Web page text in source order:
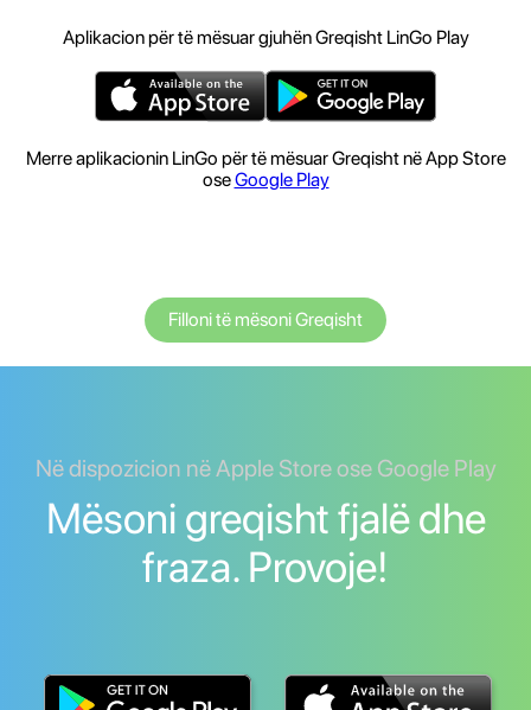
Aplikacion për të mësuar gjuhën Greqisht LinGo Play
Merre aplikacionin LinGo për të mësuar Greqisht në App Store
oseGoogle Play
Filloni të mësoni Greqisht
Në dispozicion në Apple Store ose Google Play
Mësoni greqisht fjalë dhe
fraza. Provoje!